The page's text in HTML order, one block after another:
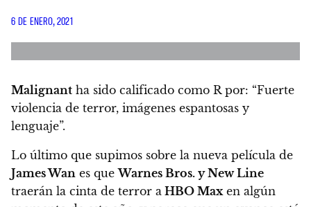
6 DE ENERO, 2021
Malignant ha sido calificado como R por: “Fuerte
violencia de terror, imágenes espantosas y
lenguaje”.
Lo último que supimos sobre la nueva película de
James Wan es queWarnes Bros. y New Line
traerán la cinta de terror a HBO Max en algún